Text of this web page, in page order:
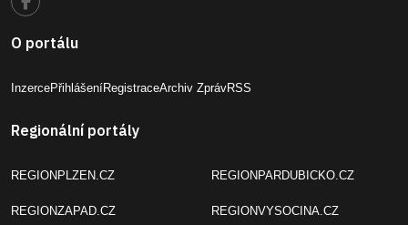
O portálu
InzercePřihlášeníRegistraceArchiv ZprávRSS
Regionální portály
REGIONPLZEN.CZ
REGIONZAPAD.CZ
REGIONPARDUBICKO.CZ
REGIONVYSOCINA.CZ